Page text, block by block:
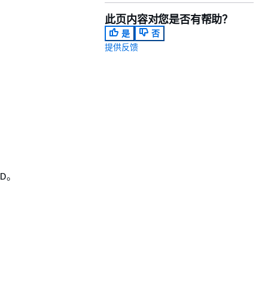
此页内容对您是否有帮助？
是
否
提供反馈